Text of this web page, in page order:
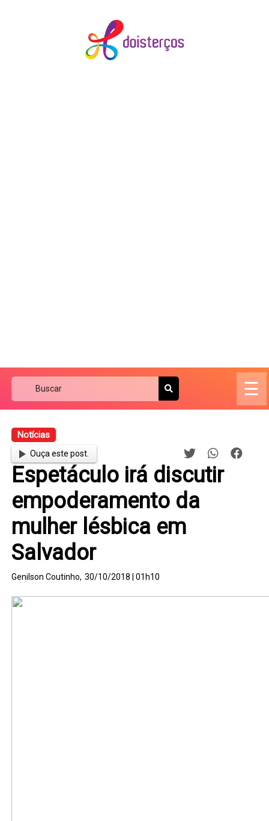
☰
Notícias
Ouça este post.
Espetáculo irá discutir
empoderamento da
mulher lésbica em
Salvador
Genilson Coutinho, 30/10/2018 | 01h10